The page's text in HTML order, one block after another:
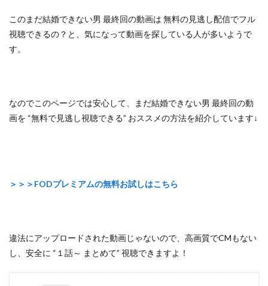
このまだ結婚できない男 最終回の動画は 無料の見逃し配信でフル
視聴できるの？ と、気になって動画を探している人が多いようで
す。
なのでこのページでは安心して、
まだ結婚できない男 最終回の動
画を “無料で見逃し視聴できる” おススメの方法を紹介しています↓
＞＞＞FODプレミアムの無料お試しはこちら
違法にアップロードされた動画じゃないので 、高画質でCMもない
し、安全に “１話～ まとめて” 視聴できますよ！